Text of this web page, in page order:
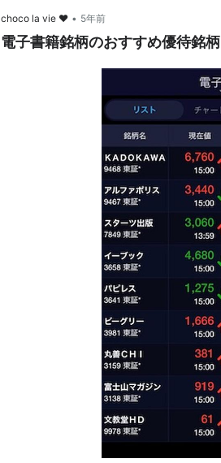
choco la vie ♥ • 5年前
電子書籍銘柄のおすすめ優待銘柄